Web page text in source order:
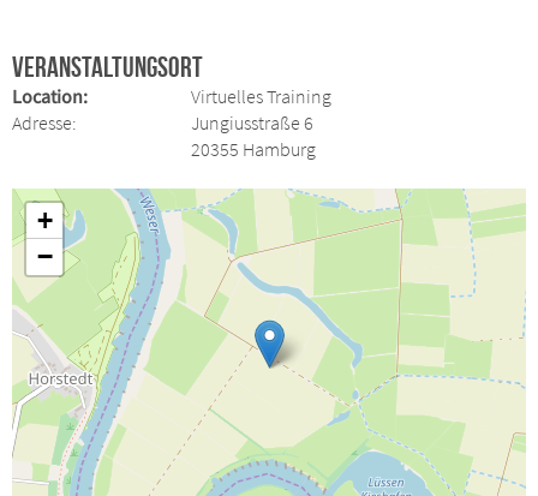
Veranstaltungsort
Location:
Virtuelles Training
Adresse:
Jungiusstraße 6
20355 Hamburg
+
−